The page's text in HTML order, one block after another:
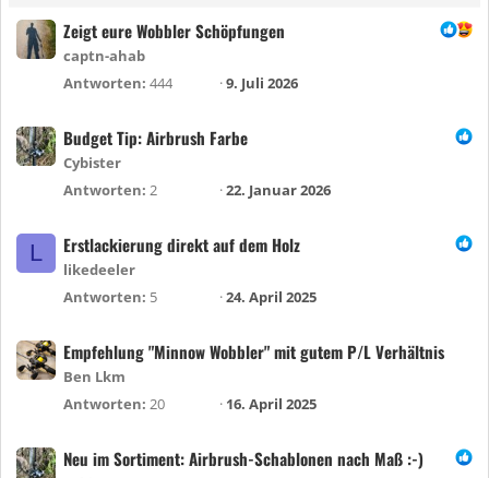
Zeigt eure Wobbler Schöpfungen
captn-ahab
Antworten 444 9. Juli 2026
Budget Tip: Airbrush Farbe
Cybister
Antworten 2 22. Januar 2026
L Erstlackierung direkt auf dem Holz
likedeeler
Antworten 5 24. April 2025
Empfehlung "Minnow Wobbler" mit gutem P/L Verhältnis
Ben Lkm
Antworten 20 16. April 2025
Neu im Sortiment: Airbrush-Schablonen nach Maß :-)